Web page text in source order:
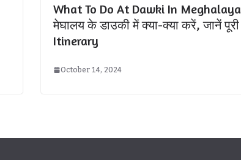
What To Do At Dawki In
मेघालय के डाउकी में क्या-क्या करें, जानें पूरी
Itinerary
October 14, 2024